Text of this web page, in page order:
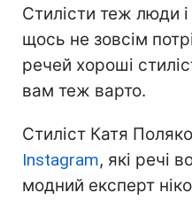
Стилісти теж люди
щось не зовсім
речей хороші
вам теж варто.
Стиліст Катя
Instagram, які речі
модний експерт